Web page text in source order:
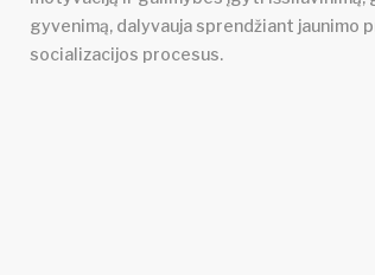
gyvenimą, dalyvauja sprendžiant jaunimo
socializacijos procesus.